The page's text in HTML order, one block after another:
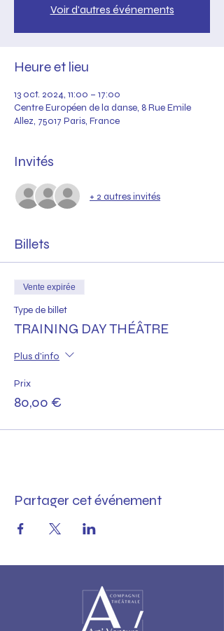
Voir d'autres événements
Heure et lieu
13 oct. 2024, 11:00 – 17:00
Centre Européen de la danse, 8 Rue Emile
Allez, 75017 Paris, France
Invités
+ 2 autres invités
Billets
Vente expirée
Type de billet
TRAINING DAY THÉÂTRE
Plus d'info
Prix
80,00 €
Partager cet événement